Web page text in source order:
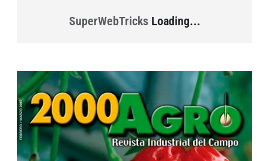
SuperWebTricksLoading...